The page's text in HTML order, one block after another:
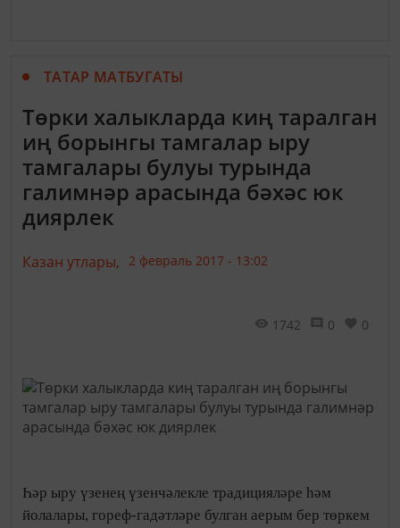
ТАТАР МАТБУГАТЫ
Төрки халыкларда киң таралган
иң борынгы тамгалар ыру
тамгалары булуы турында
галимнәр арасында бәхәс юк
диярлек
Казан утлары, 2 февраль 2017 - 13:02
1742 0 0
Һәр ыру үзенең үзенчәлекле традицияләре һәм
йолалары, гореф-гадәтләре булган аерым бер төркем